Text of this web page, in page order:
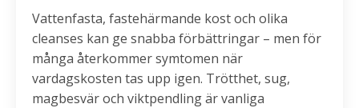
Vattenfasta, fastehärmande kost och olika
cleanses kan ge snabba förbättringar – men för
många återkommer symtomen när
vardagskosten tas upp igen. Trötthet, sug,
magbesvär och viktpendling är vanliga